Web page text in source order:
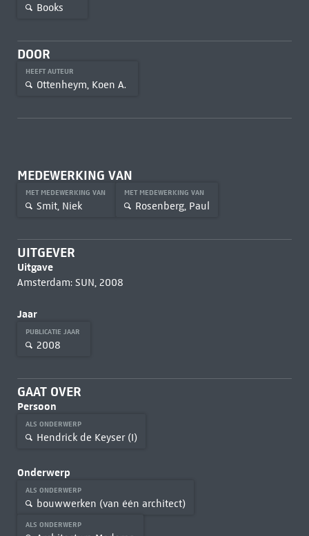
Books
DOOR
HEEFT AUTEUR
Ottenheym, Koen A.
MEDEWERKING VAN
MET MEDEWERKING VAN
Smit, Niek
MET MEDEWERKING VAN
Rosenberg, Paul
UITGEVER
Uitgave
Amsterdam: SUN, 2008
Jaar
PUBLICATIE JAAR
2008
GAAT OVER
Persoon
ALS ONDERWERP
Hendrick de Keyser (I)
Onderwerp
ALS ONDERWERP
bouwwerken (van één architect)
ALS ONDERWERP